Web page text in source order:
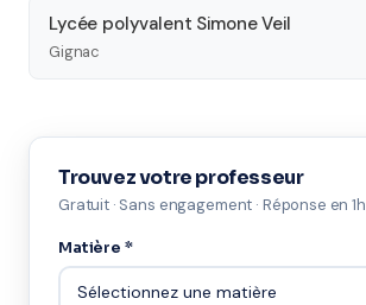
Lycée polyvalent Simone Veil
Gignac
Trouvez votre professeur
Gratuit · Sans engagement · Réponse en 1h
Matière *